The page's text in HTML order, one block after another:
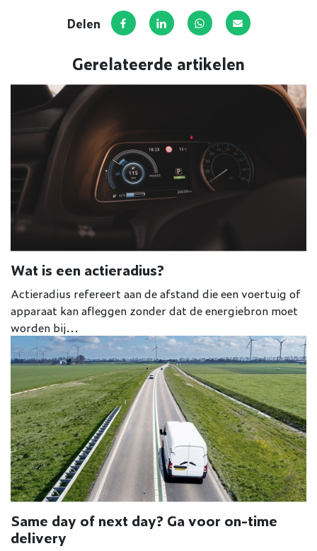
Delen Deel op Facebook
Deel via LinkedIn
Deel via WhatsApp
Deel via E-mail
Gerelateerde artikelen
Wat is een actieradius?
Actieradius refereert aan de afstand die een voertuig of
apparaat kan afleggen zonder dat de energiebron moet
worden bij...
Same day of next day? Ga voor on-time
delivery